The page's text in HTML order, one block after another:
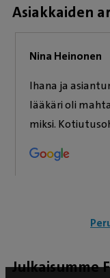
Asiakkaiden
Nina Heinonen
Ihana ja
lääkäri oli
miksi.
Julkaisumme